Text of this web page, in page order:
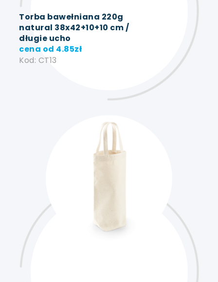
Torba bawełniana 220g
natural 38x42+10+10 cm /
długie ucho
cena od 4.85zł
Kod: CT13